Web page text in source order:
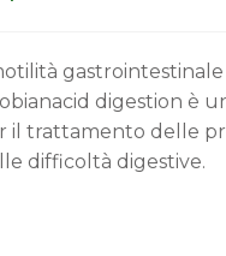
digestion è
il trattamento delle
difficoltà digestive.